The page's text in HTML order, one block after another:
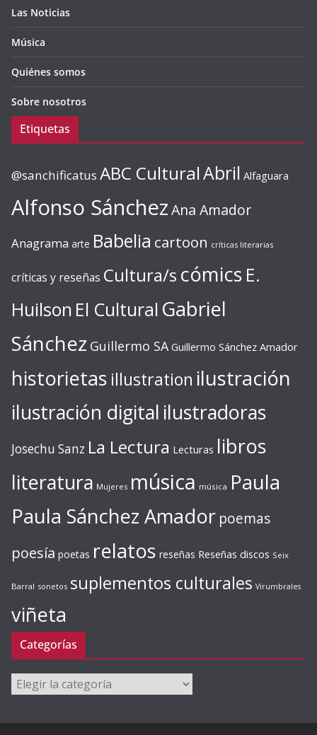
Las Noticias
Música
Quiénes somos
Sobre nosotros
Etiquetas
@sanchificatus ABC CulturalAbril Alfaguara
Alfonso SánchezAna Amador
Anagrama arte Babelia cartoon críticas literarias
críticas y reseñas Cultura/s cómics E.
Huilson El Cultural Gabriel
Sánchez Guillermo SA Guillermo Sánchez Amador
historietas illustration ilustración
ilustración digital ilustradoras
Josechu Sanz La Lectura Lecturas libros
literatura Mujeres música música Paula
Paula Sánchez Amador poemas
poesía poetas relatos reseñas Reseñas discos Seix
Barral sonetos suplementos culturales Virumbrales
viñeta
Categorías
Categorías